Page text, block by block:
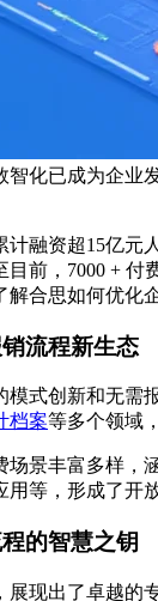
化已成为企业
融资超15亿元
前，7000 +
合思如何优化
流程新生态
式创新和无需
档案等多个领域
景丰富多样，
等，形成了开
的智慧之钥
现出了卓越的